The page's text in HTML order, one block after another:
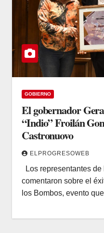
GOBIERNO
El gobernador
“Indio” Froilán
Castronuovo
ELPROGRESOWEB
Los representantes
comentaron sobre el
los Bombos, evento